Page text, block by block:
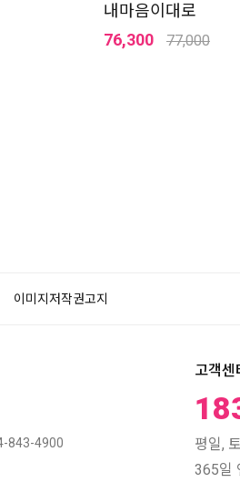
내마음이대로
76,300
77,000
이미지저작권고지
843-4900
고객센
평일,
365일